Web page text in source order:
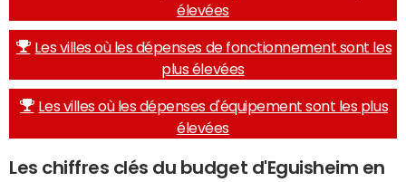
élevées
Les villes où les dépenses de fonctionnement sont les
plus élevées
Les villes où les dépenses d'équipement sont les plus
élevées
Les chiffres clés du budget d'Eguisheim en